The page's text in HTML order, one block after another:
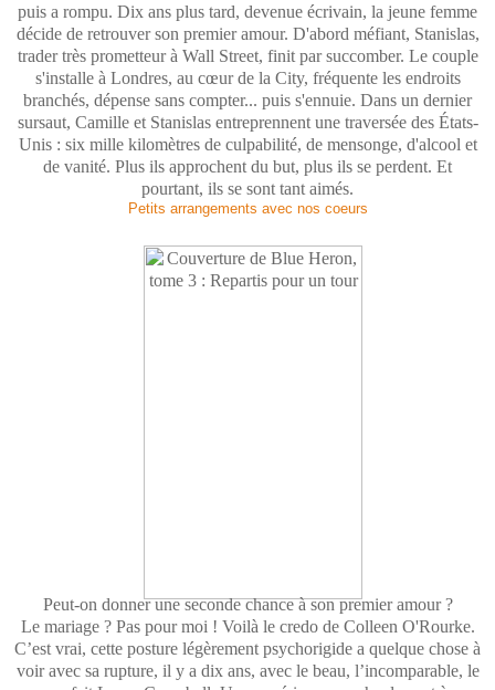
puis a rompu. Dix ans plus tard, devenue écrivain, la jeune femme
décide de retrouver son premier amour. D'abord méfiant, Stanislas,
trader très prometteur à Wall Street, finit par succomber. Le couple
s'installe à Londres, au cœur de la City, fréquente les endroits
branchés, dépense sans compter... puis s'ennuie. Dans un dernier
sursaut, Camille et Stanislas entreprennent une traversée des États-
Unis : six mille kilomètres de culpabilité, de mensonge, d'alcool et
de vanité. Plus ils approchent du but, plus ils se perdent. Et
pourtant, ils se sont tant aimés.
Petits arrangements avec nos coeurs
Peut-on donner une seconde chance à son premier amour ?
Le mariage ? Pas pour moi ! Voilà le credo de Colleen O'Rourke.
C’est vrai, cette posture légèrement psychorigide a quelque chose à
voir avec sa rupture, il y a dix ans, avec le beau, l’incomparable, le